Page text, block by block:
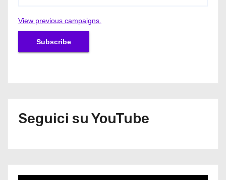
View previous campaigns.
Seguici su YouTube